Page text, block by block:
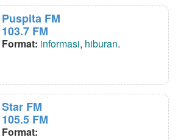
Puspita FM
103.7 FM
Format: informasi, hiburan.
Star FM
105.5 FM
Format: